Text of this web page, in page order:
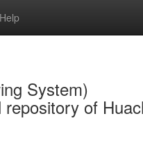
Help
System)
of